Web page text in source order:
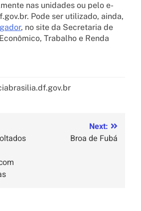
nas unidades ou pelo e-
Pode ser utilizado, ainda,
, no site da Secretaria de
Trabalho e Renda
Next:
Broa de Fubá